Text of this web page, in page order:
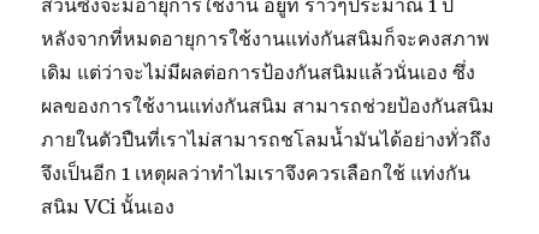
ส่วนซึ่งจะมีอายุการใช้งาน อยู่ที่ ราวๆประมาณ 1 ปี
หลังจากที่หมดอายุการใช้งานแท่งกันสนิมก็จะคงสภาพ
เดิม แต่ว่าจะไม่มีผลต่อการป้องกันสนิมแล้วนั่นเอง ซึ่ง
ผลของการใช้งานแท่งกันสนิม สามารถช่วยป้องกันสนิม
ภายในตัวปืนที่เราไม่สามารถชโลมน้ำมันได้อย่างทั่วถึง
จึงเป็นอีก 1 เหตุผลว่าทำไมเราจึงควรเลือกใช้ แท่งกัน
สนิม VCi นั้นเอง